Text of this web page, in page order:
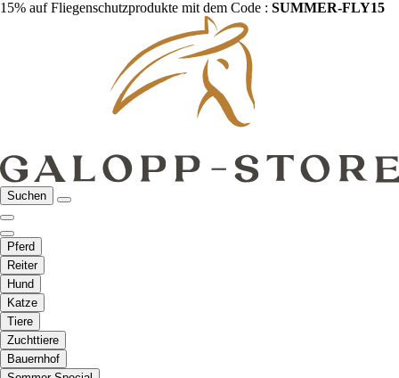
15% auf Fliegenschutzprodukte mit dem Code : SUMMER-FLY15
Suchen
Pferd
Reiter
Hund
Katze
Tiere
Zuchttiere
Bauernhof